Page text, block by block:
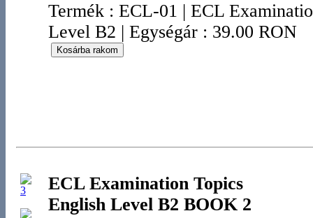
Termék : ECL-01 | ECL
Level B2 | Egységár : 39.00 RON
ECL Examination Topics
English Level B2 BOOK 2